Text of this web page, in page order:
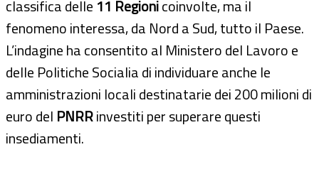
classifica delle 11 Regionicoinvolte, ma il
fenomeno interessa, da Nord a Sud, tutto il Paese.
L’indagine ha consentito al Ministero del Lavoro e
delle Politiche Socialia di individuare anche le
amministrazioni locali destinatarie dei 200 milioni di
euro del PNRRinvestiti per superare questi
insediamenti.